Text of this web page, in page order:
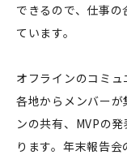
できるので、仕事
ています。
オフラインのコミ
各地からメンバー
ンの共有、MVPの
ります。年末報告